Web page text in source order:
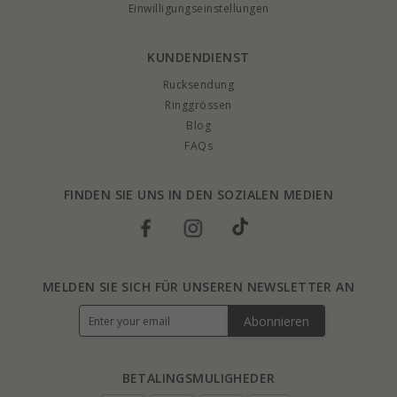
Einwilligungseinstellungen
KUNDENDIENST
Rucksendung
Ringgrössen
Blog
FAQs
FINDEN SIE UNS IN DEN SOZIALEN MEDIEN
BETALINGSMULIGHEDER
MELDEN SIE SICH FÜR UNSEREN NEWSLETTER AN
Abonnieren